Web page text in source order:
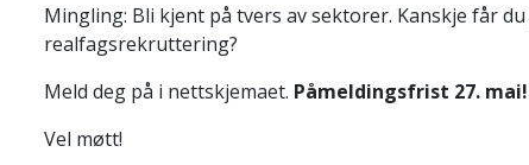
Mingling: Bli kjent på tvers av sektorer. Kanskje får
realfagsrekruttering?
Meld deg på i nettskjemaet. Påmeldingsfrist 27. mai!
Vel møtt!